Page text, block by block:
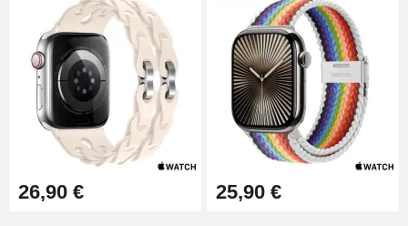
26,90 € 25,90 €